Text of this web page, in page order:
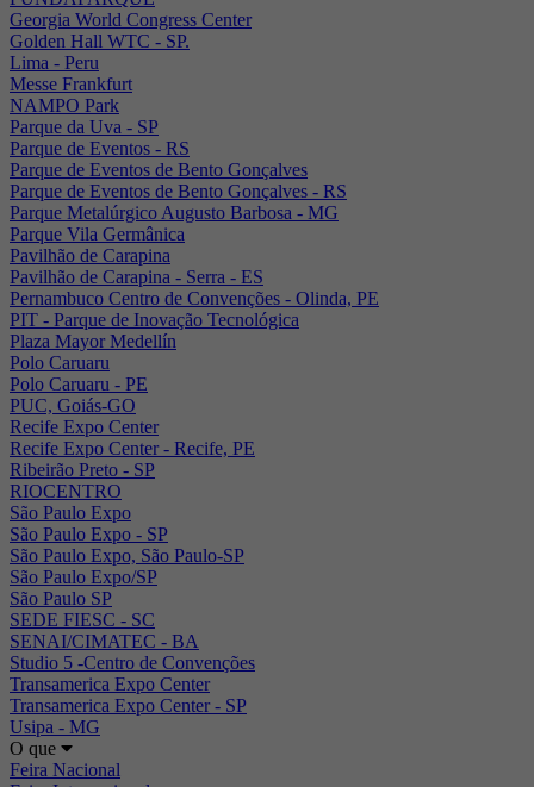
Georgia World Congress Center
Golden Hall WTC - SP.
Lima - Peru
Messe Frankfurt
NAMPO Park
Parque da Uva - SP
Parque de Eventos - RS
Parque de Eventos de Bento Gonçalves
Parque de Eventos de Bento Gonçalves - RS
Parque Metalúrgico Augusto Barbosa - MG
Parque Vila Germânica
Pavilhão de Carapina
Pavilhão de Carapina - Serra - ES
Pernambuco Centro de Convenções - Olinda, PE
PIT - Parque de Inovação Tecnológica
Plaza Mayor Medellín
Polo Caruaru
Polo Caruaru - PE
PUC, Goiás-GO
Recife Expo Center
Recife Expo Center - Recife, PE
Ribeirão Preto - SP
RIOCENTRO
São Paulo Expo
São Paulo Expo - SP
São Paulo Expo, São Paulo-SP
São Paulo Expo/SP
São Paulo SP
SEDE FIESC - SC
SENAI/CIMATEC - BA
Studio 5 -Centro de Convenções
Transamerica Expo Center
Transamerica Expo Center - SP
Usipa - MG
O que
Feira Nacional